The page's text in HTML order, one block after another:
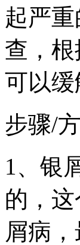
起严
查，
可以
步骤/
1、银
的，
屑病